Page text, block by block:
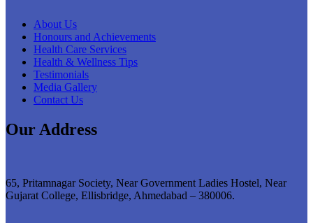
About Us
Honours and Achievements
Health Care Services
Health & Wellness Tips
Testimonials
Media Gallery
Contact Us
Our Address
65, Pritamnagar Society, Near Government Ladies Hostel, Near
Gujarat College, Ellisbridge, Ahmedabad – 380006.